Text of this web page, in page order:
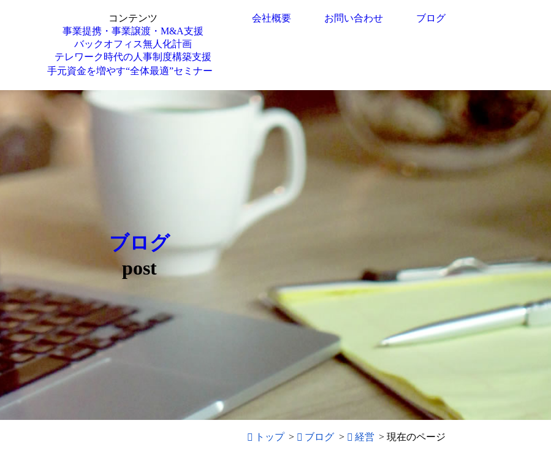
コンテンツ
事業提携・事業譲渡・M&A支援
バックオフィス無人化計画
テレワーク時代の人事制度構築支援
手元資金を増やす“全体最適”セミナー
会社概要 お問い合わせ ブログ
ブログ
post
トップ > ブログ > 経営 > 現在のページ